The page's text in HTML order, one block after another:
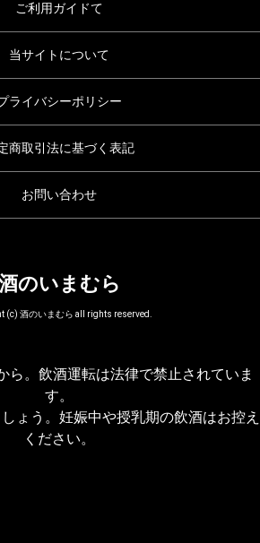
ご利用ガイドて
当サイトについて
ライバシーポリシー
商取引法に基づく表記
お問い合わせ
のいまむら
(c) 酒のいまむら all rights reserved.
ら。飲酒運転は法律で禁止されていま
す。
ょう。妊娠中や授乳期の飲酒はお控え
ください。